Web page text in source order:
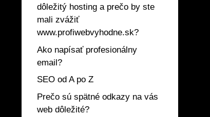
dôležitý hosting a prečo by ste
mali zvážiť
www.profiwebvyhodne.sk?
Ako napísať profesionálny
email?
SEO od A po Z
Prečo sú spätné odkazy na vás
web dôležité?